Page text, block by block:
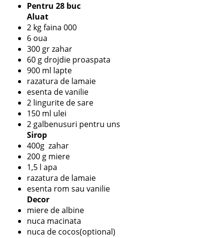
Pentru 28 buc
Aluat
2 kg faina 000
6 oua
300 gr zahar
60 g drojdie proaspata
900 ml lapte
razatura de lamaie
esenta de vanilie
2 lingurite de sare
150 ml ulei
2 galbenusuri pentru uns
Sirop
400g zahar
200 g miere
1,5 l apa
razatura de lamaie
esenta rom sau vanilie
Decor
miere de albine
nuca macinata
nuca de cocos(optional)